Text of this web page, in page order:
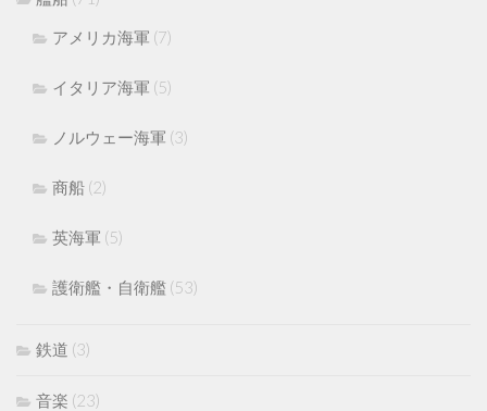
アメリカ海軍 (7)
イタリア海軍 (5)
ノルウェー海軍 (3)
商船 (2)
英海軍 (5)
護衛艦・自衛艦 (53)
鉄道 (3)
音楽 (23)